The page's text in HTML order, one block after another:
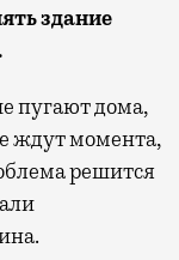
здание
пугают дома,
ждут момента,
решится